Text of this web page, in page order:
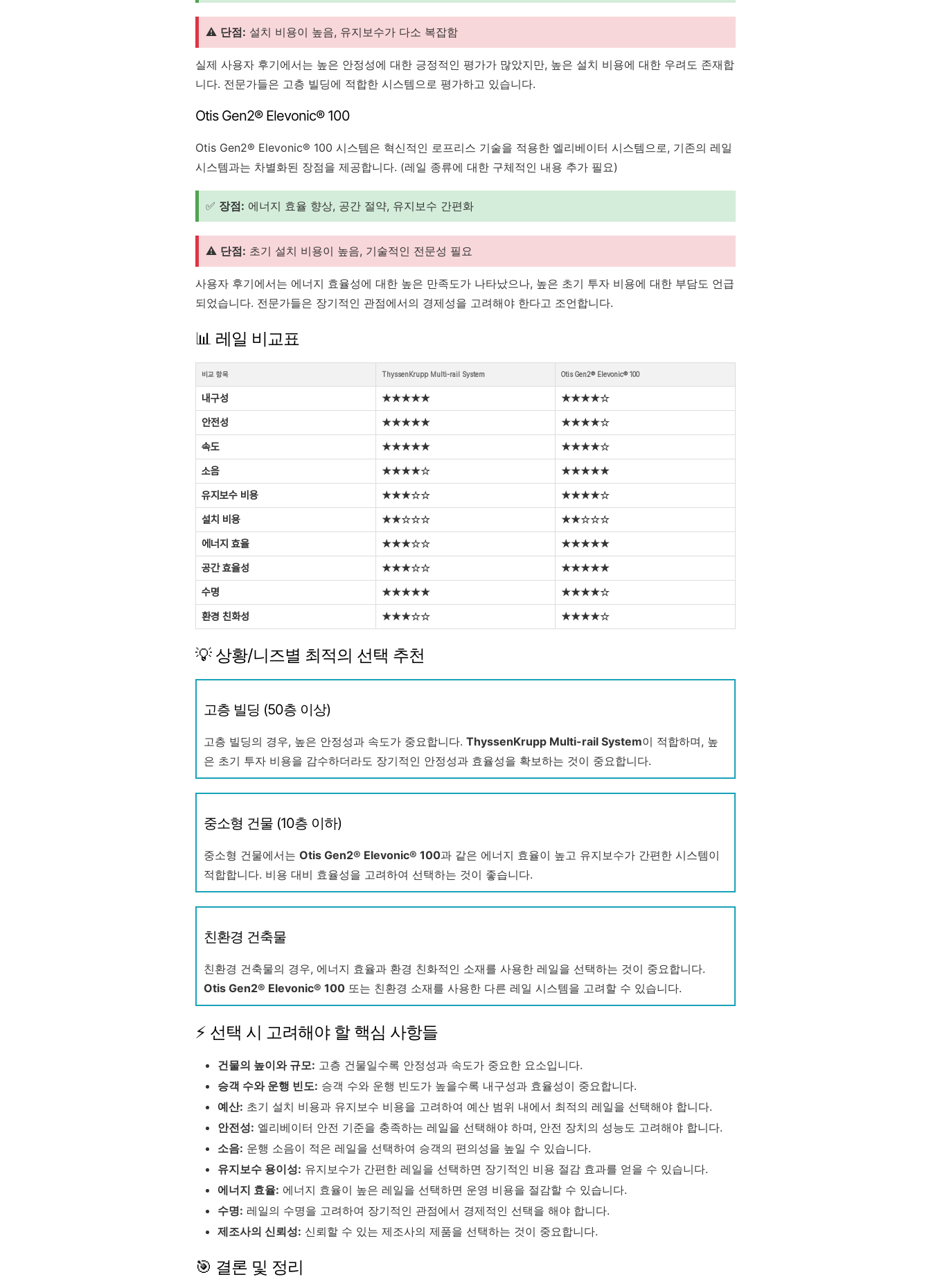
⚠️ 단점: 설치 비용이 높음, 유지보수가 다소 복잡함
실제 사용자 후기에서는 높은 안정성에 대한 긍정적인 평가가 많았지만, 높은 설치 비용에 대한 우려도 존재합
니다. 전문가들은 고층 빌딩에 적합한 시스템으로 평가하고 있습니다.
Otis Gen2® Elevonic® 100
Otis Gen2® Elevonic® 100 시스템은 혁신적인 로프리스 기술을 적용한 엘리베이터 시스템으로, 기존의 레일
시스템과는 차별화된 장점을 제공합니다. (레일 종류에 대한 구체적인 내용 추가 필요)
✅ 장점: 에너지 효율 향상, 공간 절약, 유지보수 간편화
⚠️ 단점: 초기 설치 비용이 높음, 기술적인 전문성 필요
사용자 후기에서는 에너지 효율성에 대한 높은 만족도가 나타났으나, 높은 초기 투자 비용에 대한 부담도 언급
되었습니다. 전문가들은 장기적인 관점에서의 경제성을 고려해야 한다고 조언합니다.
📊 레일 비교표
비교 항목 ThyssenKrupp Multi-rail System Otis Gen2® Elevonic® 100
내구성 ★★★★★
★★★★☆
안전성
★★★★★
★★★★☆
속도
★★★★★
★★★★☆
소음
★★★★☆
★★★★★
유지보수 비용
★★★☆☆
★★★★☆
설치 비용
★★☆☆☆
★★☆☆☆
에너지 효율
★★★☆☆
★★★★★
공간 효율성
★★★☆☆
★★★★★
수명
★★★★★
★★★★☆
환경 친화성
★★★☆☆ ★★★★☆
💡 상황/니즈별 최적의 선택 추천
고층 빌딩 (50층 이상)
고층 빌딩의 경우, 높은 안정성과 속도가 중요합니다. ThyssenKrupp Multi-rail System이 적합하며, 높
은 초기 투자 비용을 감수하더라도 장기적인 안정성과 효율성을 확보하는 것이 중요합니다.
중소형 건물 (10층 이하)
중소형 건물에서는 Otis Gen2® Elevonic® 100과 같은 에너지 효율이 높고 유지보수가 간편한 시스템이
적합합니다. 비용 대비 효율성을 고려하여 선택하는 것이 좋습니다.
친환경 건축물
친환경 건축물의 경우, 에너지 효율과 환경 친화적인 소재를 사용한 레일을 선택하는 것이 중요합니다.
Otis Gen2® Elevonic® 100 또는 친환경 소재를 사용한 다른 레일 시스템을 고려할 수 있습니다.
⚡ 선택 시 고려해야 할 핵심 사항들
건물의 높이와 규모: 고층 건물일수록 안정성과 속도가 중요한 요소입니다.
승객 수와 운행 빈도: 승객 수와 운행 빈도가 높을수록 내구성과 효율성이 중요합니다.
예산: 초기 설치 비용과 유지보수 비용을 고려하여 예산 범위 내에서 최적의 레일을 선택해야 합니다.
안전성: 엘리베이터 안전 기준을 충족하는 레일을 선택해야 하며, 안전 장치의 성능도 고려해야 합니다.
소음: 운행 소음이 적은 레일을 선택하여 승객의 편의성을 높일 수 있습니다.
유지보수 용이성: 유지보수가 간편한 레일을 선택하면 장기적인 비용 절감 효과를 얻을 수 있습니다.
에너지 효율: 에너지 효율이 높은 레일을 선택하면 운영 비용을 절감할 수 있습니다.
수명: 레일의 수명을 고려하여 장기적인 관점에서 경제적인 선택을 해야 합니다.
제조사의 신뢰성: 신뢰할 수 있는 제조사의 제품을 선택하는 것이 중요합니다.
🎯 결론 및 정리